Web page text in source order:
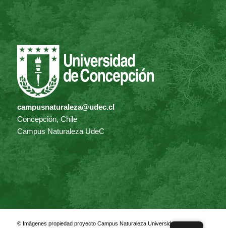
campusnaturaleza@udec.cl
Concepción, Chile
Campus Naturaleza UdeC
© Imágenes propiedad proyecto Campus Naturaleza Universidad de